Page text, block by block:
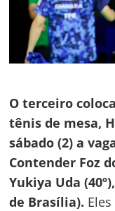
O terceiro
tênis de mesa,
sábado (2) a
Contender Foz
Yukiya Uda
de Brasília).